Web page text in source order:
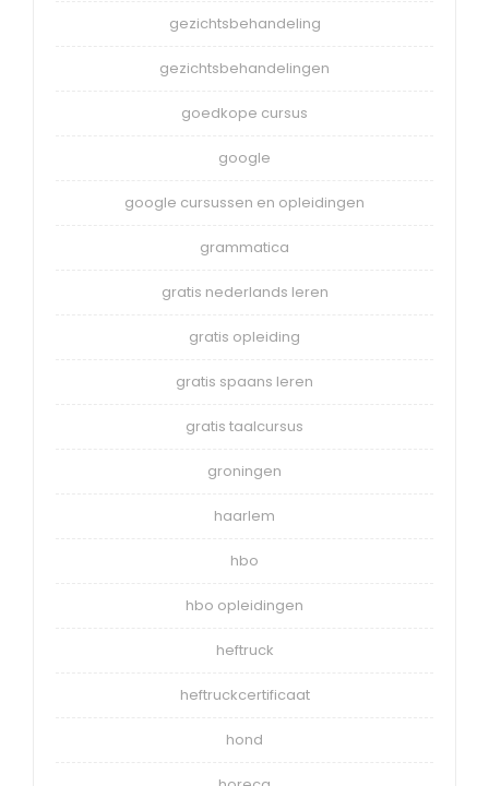
gezichtsbehandeling
gezichtsbehandelingen
goedkope cursus
google
google cursussen en opleidingen
grammatica
gratis nederlands leren
gratis opleiding
gratis spaans leren
gratis taalcursus
groningen
haarlem
hbo
hbo opleidingen
heftruck
heftruckcertificaat
hond